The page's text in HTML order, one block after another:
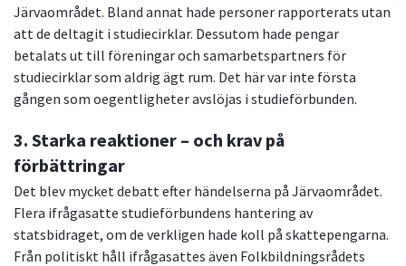
Järvaområdet. Bland annat hade personer rapporterats utan
att de deltagit i studiecirklar. Dessutom hade pengar
betalats ut till föreningar och samarbetspartners för
studiecirklar som aldrig ägt rum. Det här var inte första
gången som oegentligheter avslöjas i studieförbunden.
3. Starka reaktioner – och krav på
förbättringar
Det blev mycket debatt efter händelserna på Järvaområdet.
Flera ifrågasatte studieförbundens hantering av
statsbidraget, om de verkligen hade koll på skattepengarna.
Från politiskt håll ifrågasattes även Folkbildningsrådets